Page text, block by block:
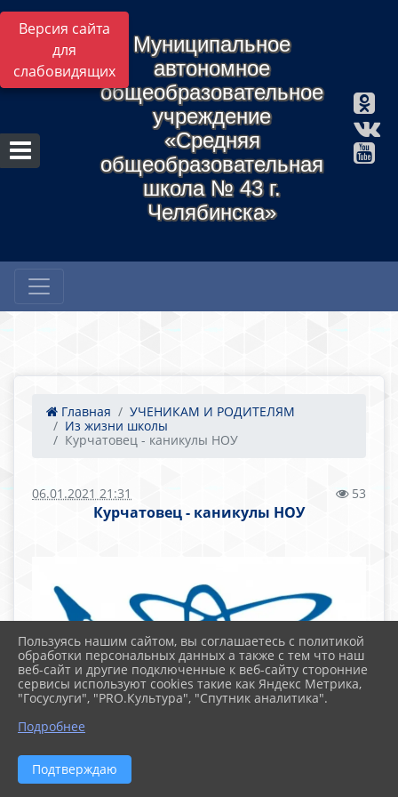
Версия сайта
для
слабовидящих
Муниципальное
автономное
общеобразовательное
учреждение
«Средняя
общеобразовательная
школа № 43 г.
Челябинска»
Главная
УЧЕНИКАМ И РОДИТЕЛЯМ
Из жизни школы
Курчатовец - каникулы НОУ
06.01.2021 21:31 53
Курчатовец - каникулы НОУ
Пользуясь нашим сайтом, вы соглашаетесь с политикой
обработки персональных данных а также с тем что наш
веб-сайт и другие подключенные к веб-сайту сторонние
сервисы используют cookies такие как Яндекс Метрика,
"Госуслуги", "PRO.Культура", "Спутник аналитика".
Подробнее
Подтверждаю